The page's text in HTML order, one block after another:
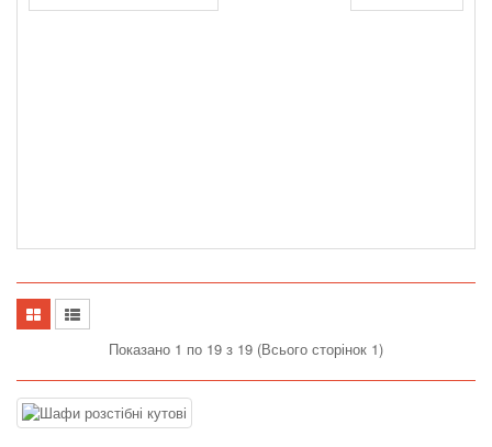
Показано 1 по 19 з 19 (Всього сторінок 1)